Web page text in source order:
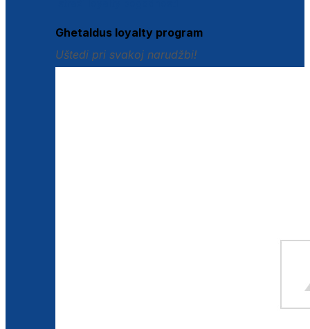
Ghetaldus loyalty program
Uštedi pri svakoj narudžbi!